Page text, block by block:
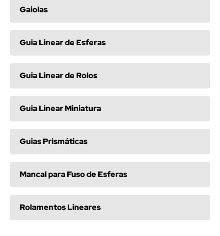
Gaiolas
Guia Linear de Esferas
Guia Linear de Rolos
Guia Linear Miniatura
Guias Prismáticas
Mancal para Fuso de Esferas
Rolamentos Lineares